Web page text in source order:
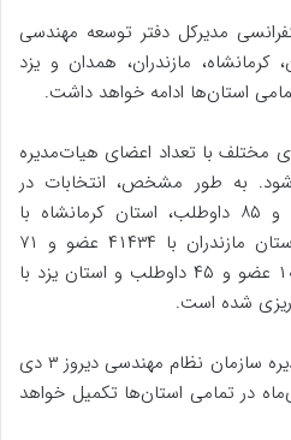
مدیرکل دفتر توسعه مهندسی
مازندران، همدان و یزد
مختلف با تعداد اعضای هیات‌مدیره
به طور مشخص، انتخابات در
استان اصفهان با ۳۶۲۲۹ عضو و ۸۵ داوطلب، استان کرمانشاه با
۱۵۶۷۹ عضو و ۵۶ داوطلب، استان مازندران با ۴۱۴۳۴ عضو و ۷۱
داوطلب، استان همدان با ۱۰۵۱۶ عضو و ۴۵ داوطلب و استان یزد با
دهمین دوره انتخابات هیئت مدیره سازمان نظام مهندسی دیروز ۳ دی
در ۷ استان برگزار و تا ۸ دی‌ماه در تمامی استان‌ها تکمیل خواهد